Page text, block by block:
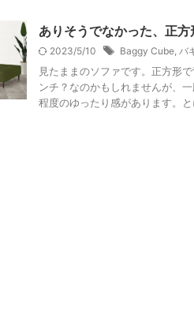
ありそうでなかった、正
2023/5/10 Baggy Cube, バ
見たままのソファです。正方形
ンチ？なのかもしれませんが、
程度のゆったり感があります。